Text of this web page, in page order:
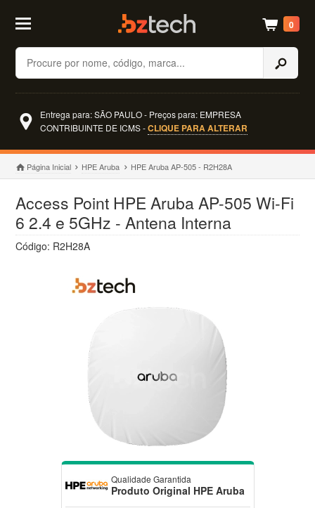
Buscar
0
Entrega para: SÃO PAULO - Preços para: EMPRESA
CONTRIBUINTE DE ICMS -CLIQUE PARA ALTERAR
Página Inicial HPE Aruba HPE Aruba AP-505 - R2H28A
Access Point HPE Aruba AP-505 Wi-Fi
6 2.4 e 5GHz - Antena Interna
Código: R2H28A
Qualidade Garantida
Produto Original HPE Aruba